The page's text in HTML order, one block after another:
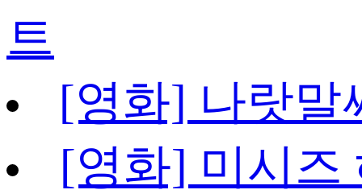
트
[영화] 나랏말
[영화] 미시즈